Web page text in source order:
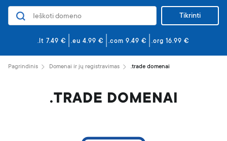
Domenai
Svetainės ir el. paštas
Svetainės kūrimas
VPS serveriai
Tikrinti
.lt 7.49 € .eu 4.99 € .com 9.49 € .org 16.99 €
Pagrindinis Domenai ir jų registravimas .trade domenai
.TRADE DOMENAI